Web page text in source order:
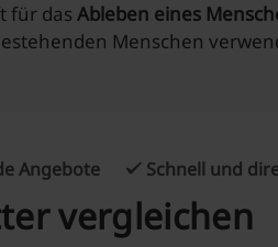
für das Ableben eines
Menschen
Angebote Schnell und
vergleichen